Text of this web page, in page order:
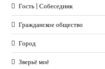
Гость | Собеседник
Гражданское общество
Город
Зверьё моё